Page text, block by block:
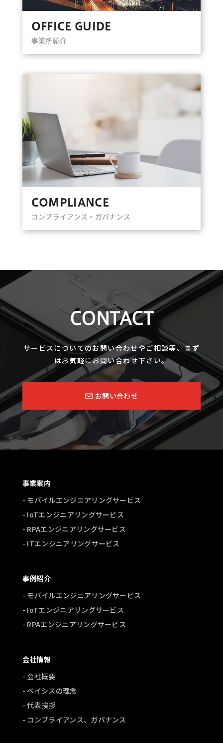
OFFICE GUIDE
事業所紹介
COMPLIANCE
コンプライアンス・ガバナンス
CONTACT
サービスについてのお問い合わせやご相談等、まず
はお気軽にお問い合わせ下さい。
お問い合わせ
事業案内
- モバイルエンジニアリングサービス
- IoTエンジニアリングサービス
- RPAエンジニアリングサービス
- ITエンジニアリングサービス
事例紹介
- モバイルエンジニアリングサービス
- IoTエンジニアリングサービス
- RPAエンジニアリングサービス
会社情報
- 会社概要
- ベイシスの理念
- 代表挨拶
- コンプライアンス、ガバナンス